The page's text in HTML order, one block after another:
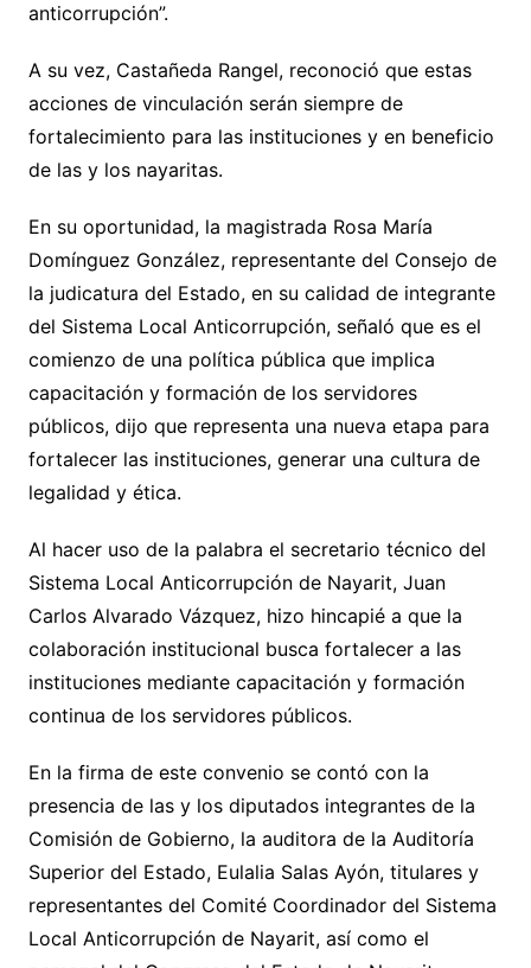
anticorrupción”.
A su vez, Castañeda Rangel, reconoció que estas
acciones de vinculación serán siempre de
fortalecimiento para las instituciones y en beneficio
de las y los nayaritas.
En su oportunidad, la magistrada Rosa María
Domínguez González, representante del Consejo de
la judicatura del Estado, en su calidad de integrante
del Sistema Local Anticorrupción, señaló que es el
comienzo de una política pública que implica
capacitación y formación de los servidores
públicos, dijo que representa una nueva etapa para
fortalecer las instituciones, generar una cultura de
legalidad y ética.
Al hacer uso de la palabra el secretario técnico del
Sistema Local Anticorrupción de Nayarit, Juan
Carlos Alvarado Vázquez, hizo hincapié a que la
colaboración institucional busca fortalecer a las
instituciones mediante capacitación y formación
continua de los servidores públicos.
En la firma de este convenio se contó con la
presencia de las y los diputados integrantes de la
Comisión de Gobierno, la auditora de la Auditoría
Superior del Estado, Eulalia Salas Ayón, titulares y
representantes del Comité Coordinador del Sistema
Local Anticorrupción de Nayarit, así como el